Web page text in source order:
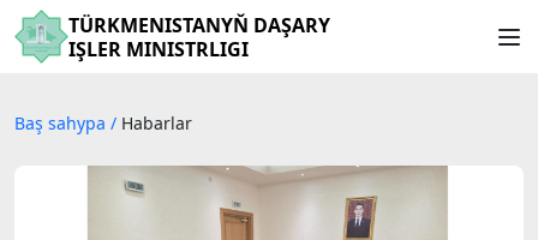
TÜRKMENISTANYŇ DAŞARY
IŞLER MINISTRLIGI
Baş sahypa / Habarlar